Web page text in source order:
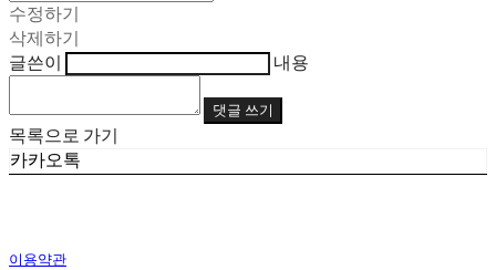
수정하기
삭제하기
글쓴이
내용
댓글 쓰기
목록으로 가기
카카오톡
이용약관